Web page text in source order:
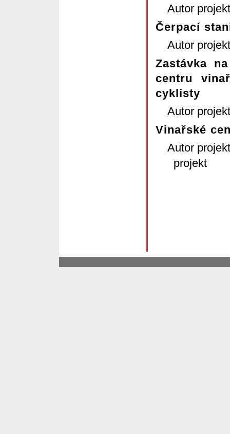
Autor
Čerpací
Autor
Zastávka
centru
cyklisty
Autor
Vinařské
Autor
projekt